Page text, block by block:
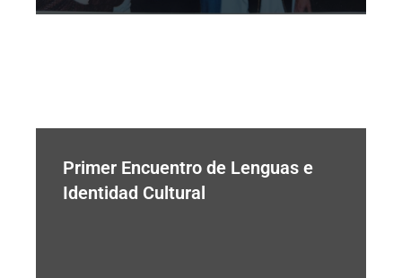
Primer Encuentro de Lenguas e
Identidad Cultural